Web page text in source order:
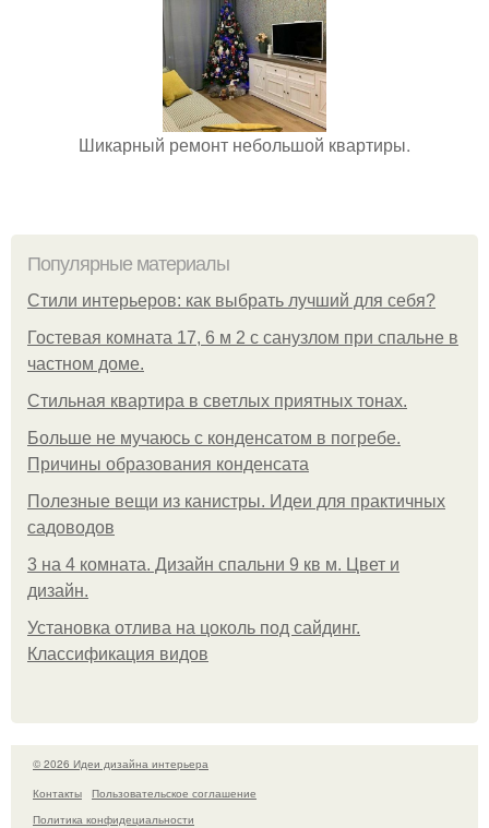
Шикарный ремонт небольшой квартиры.
Популярные материалы
Стили интерьеров: как выбрать лучший для себя?
Гостевая комната 17, 6 м 2 с санузлом при спальне в
частном доме.
Стильная квартира в светлых приятных тонах.
Больше не мучаюсь с конденсатом в погребе.
Причины образования конденсата
Полезные вещи из канистры. Идеи для практичных
садоводов
3 на 4 комната. Дизайн спальни 9 кв м. Цвет и
дизайн.
Установка отлива на цоколь под сайдинг.
Классификация видов
© 2026 Идеи дизайна интерьера
Контакты
Пользовательское соглашение
Политика конфидециальности